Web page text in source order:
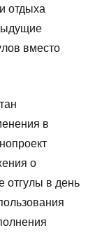
отдыха
вместо
в
о
отгулы в день